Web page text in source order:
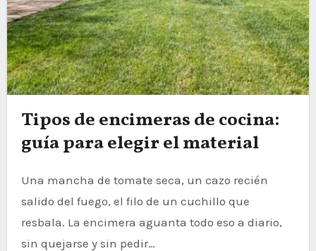
Tipos de encimeras de cocina:
guía para elegir el material
Una mancha de tomate seca, un cazo recién
salido del fuego, el filo de un cuchillo que
resbala. La encimera aguanta todo eso a diario,
sin quejarse y sin pedir…